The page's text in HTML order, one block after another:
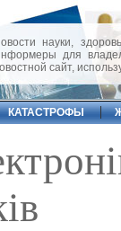
науки,
для
сайт,
КАТАСТРОФЫ